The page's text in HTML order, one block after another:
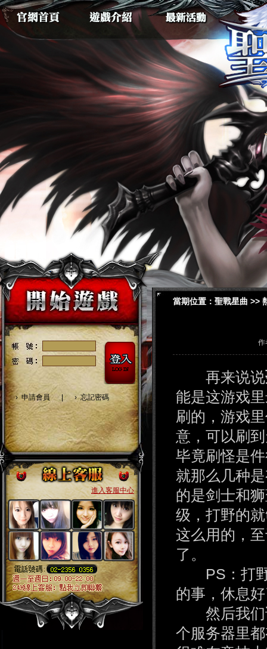
›申請會員 | ›忘記密碼
進入客服中心
當期位置： 聖戰星曲 >>
作
再来说说
能是这游戏
刷的，游戏
意，可以刷
毕竟刷怪是
就那么几种
的是剑士和
级，打野的
这么用的，
了。
PS：打野
的事，休息
然后我们
个服务器里